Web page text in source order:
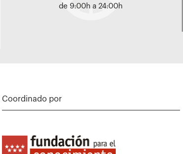
de 9:00h a 24:00h
Coordinado por